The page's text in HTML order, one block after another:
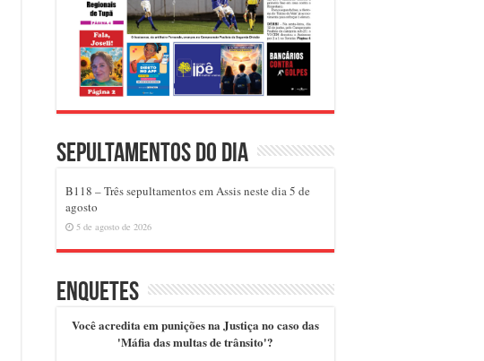
Sepultamentos do dia
B118 – Três sepultamentos em Assis neste dia 5 de
agosto
5 de agosto de 2026
Enquetes
Você acredita em punições na Justiça no caso das
'Máfia das multas de trânsito'?